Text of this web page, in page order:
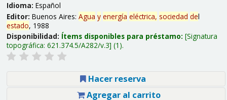
Idioma: Español
Editor: Buenos Aires: Agua y energía eléctrica, sociedad del
estado, 1988
Disponibilidad: Ítems disponibles para préstamo: Signatura
topográfica: 621.374.5/A282/v.3 (1).
Hacer reserva
Agregar al carrito